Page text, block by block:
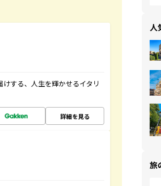
する、人生を輝かせるイタリ
詳細を見る
人
旅